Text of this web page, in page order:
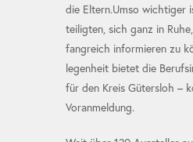
die El­tern.Umso wichtiger
teilig­ten, sich ganz in
fang­reich in­for­mie­ren zu
legen­heit bie­tet die
für den Kreis Gü­ters­loh –
Vor­an­mel­dung.